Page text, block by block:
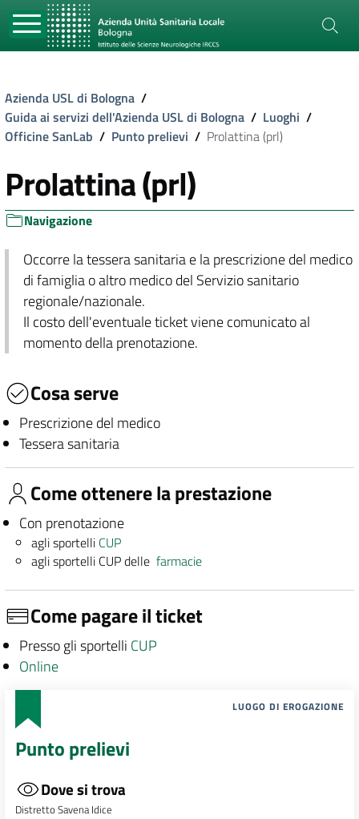
Azienda USL di Bologna /
Guida ai servizi dell'Azienda USL di Bologna / Luoghi /
Officine SanLab / Punto prelievi / Prolattina (prl)
Prolattina (prl)
Navigazione
Occorre la tessera sanitaria e la prescrizione del medico
di famiglia o altro medico del Servizio sanitario
regionale/nazionale.
Il costo dell'eventuale ticket viene comunicato al
momento della prenotazione.
Cosa serve
Prescrizione del medico
Tessera sanitaria
Come ottenere la prestazione
Con prenotazione
agli sportelli CUP
agli sportelli CUP dellefarmacie
Come pagare il ticket
Presso gli sportelli CUP
Online
LUOGO DI EROGAZIONE
Punto prelievi
Dove si trova
Distretto Savena Idice